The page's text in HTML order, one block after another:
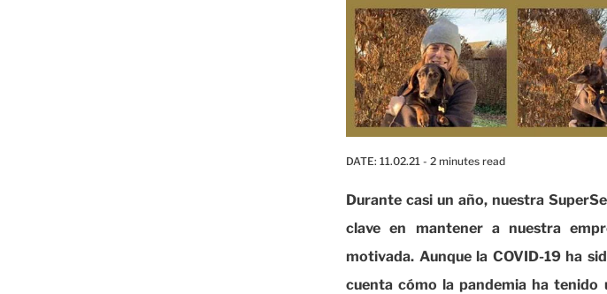
DATE: 11.02.21 - 2 minutes read
Durante casi un año, nuestra
clave en mantener a nuestra
motivada. Aunque la COVID-19 ha
cuenta cómo la pandemia ha